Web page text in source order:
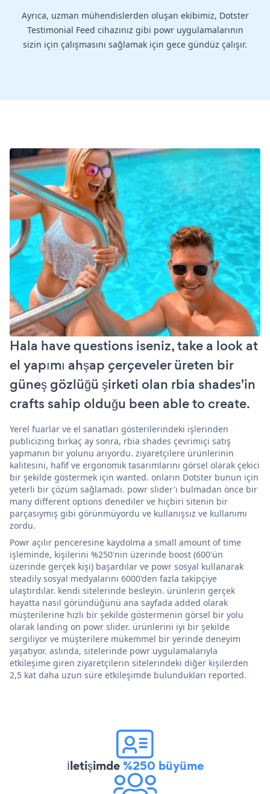
Ayrıca, uzman mühendislerden oluşan ekibimiz, Dotster
Testimonial Feed cihazınız gibi powr uygulamalarının
sizin için çalışmasını sağlamak için gece gündüz çalışır.
Hala have questions iseniz, take a look at
el yapımı ahşap çerçeveler üreten bir
güneş gözlüğü şirketi olan rbia shades'in
crafts sahip olduğu been able to create.
Yerel fuarlar ve el sanatları gösterilerindeki işlerinden
publicizing birkaç ay sonra, rbia shades çevrimiçi satış
yapmanın bir yolunu arıyordu. ziyaretçilere ürünlerinin
kalitesini, hafif ve ergonomik tasarımlarını görsel olarak çekici
bir şekilde göstermek için wanted. onların Dotster bunun için
yeterli bir çözüm sağlamadı. powr slider'ı bulmadan önce bir
many different options denediler ve hiçbiri sitenin bir
parçasıymış gibi görünmüyordu ve kullanışsız ve kullanımı
zordu.
Powr açılır penceresine kaydolma a small amount of time
işleminde, kişilerini %250'nin üzerinde boost (600'ün
üzerinde gerçek kişi) başardılar ve powr sosyal kullanarak
steadily sosyal medyalarını 6000'den fazla takipçiye
ulaştırdılar. kendi sitelerinde besleyin. ürünlerin gerçek
hayatta nasıl göründüğünü ana sayfada added olarak
müşterilerine hızlı bir şekilde göstermenin görsel bir yolu
olarak landing on powr slider. ürünlerini iyi bir şekilde
sergiliyor ve müşterilere mükemmel bir yerinde deneyim
yaşatıyor. aslında, sitelerinde powr uygulamalarıyla
etkileşime giren ziyaretçilerin sitelerindeki diğer kişilerden
2,5 kat daha uzun süre etkileşimde bulundukları reported.
İletişimde%250 büyüme